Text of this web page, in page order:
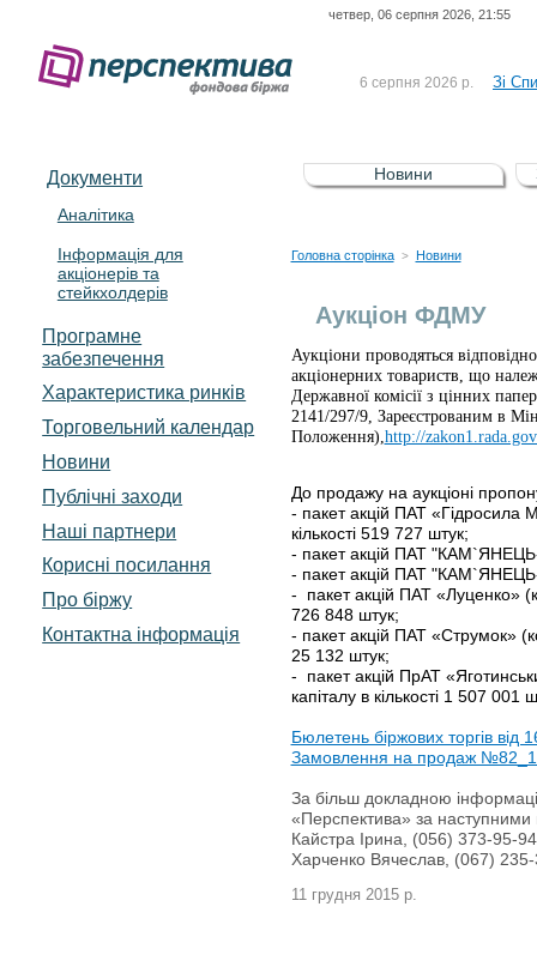
четвер, 06 серпня 2026, 21:55
6 серпня 2026 р. Зі
5 серпня 2026 р.
Зі
UA4000232607)
4 серпня 2026 р.
Документи
Аналітика
Інформація для
акціонерів та
стейкхолдерів
Програмне
забезпечення
Характеристика pинків
Торговельний календар
Новини
Публічні заходи
Наші партнери
Корисні посилання
Про біржу
Контактна інформація
Новини
Головна сторінка > Новини
Аукціон ФДМУ
Аукціони проводяться
акціонерних товариств, що
Державної комісії з цінних
2141/297/9, Зареєстрованим в
Положення), http://
До продажу на аукціоні
- пакет акцій ПАТ «Гідросила
кількості 519 727 штук;
- пакет акцій ПАТ
- пакет акцій ПАТ
- пакет акцій ПАТ «Луценко»
726 848 штук;
- пакет акцій ПАТ «Струмок»
25 132 штук;
- пакет акцій ПрАТ
капіталу в кількості 1 507 001
Бюлетень біржових торгів від
Замовлення на продаж
За більш докладною
«Перспектива» за наступними
Кайстра Ірина, (056) 373-95-
Харченко Вячеслав, (067)
11 грудня 2015 р.